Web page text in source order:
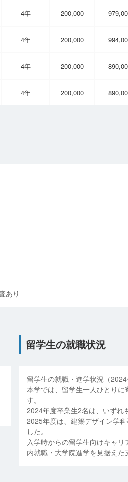
4年 200,000
4年 200,000
4年 200,000
4年 200,000
あり
留学生の就職状況
留学生の就職・進学状況（2024
本学では、留学生一人ひとりに
す。
2024年度卒業生2名は、いずれ
2025年度は、建築デザイン学
した。
入学時からの留学生向けキャ
内就職・大学院進学を見据えた